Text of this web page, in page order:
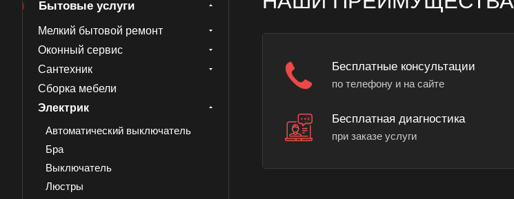
Бесплатные консультации
по телефону и на сайте
Бесплатная диагностика
при заказе услуги
Бытовые услуги
Мелкий бытовой ремонт
Оконный сервис
Сантехник
Сборка мебели
Электрик
Автоматический выключатель
Бра
Выключатель
Люстры